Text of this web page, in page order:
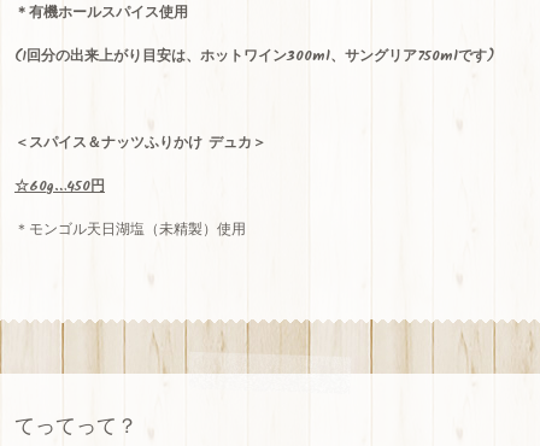
＊有機ホールスパイス使用
(1回分の出来上がり目安は、ホットワイン300ml、サングリア750mlです)
＜スパイス＆ナッツふりかけ デュカ＞
☆60g…450円
＊モンゴル天日湖塩（未精製）使用
てってって？